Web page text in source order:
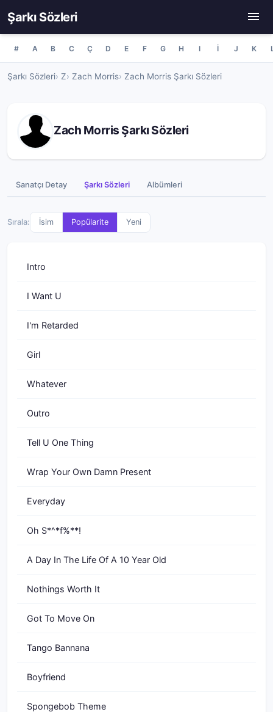
Şarkı Sözleri
# A B C Ç D E F G H I İ J K
Şarkı Sözleri Z Zach Morris Zach Morris Şarkı Sözleri
Zach Morris Şarkı Sözleri
Sanatçı Detay Şarkı Sözleri Albümleri
Sırala: İsim Popülarite Yeni
Intro
I Want U
I'm Retarded
Girl
Whatever
Outro
Tell U One Thing
Wrap Your Own Damn Present
Everyday
Oh S*^*f%**!
A Day In The Life Of A 10 Year Old
Nothings Worth It
Got To Move On
Tango Bannana
Boyfriend
Spongebob Theme